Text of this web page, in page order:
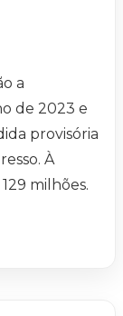
a
de 2023 e
provisória
À
milhões.